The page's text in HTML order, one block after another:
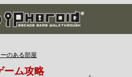
Mute
のある部屋
ーム攻略